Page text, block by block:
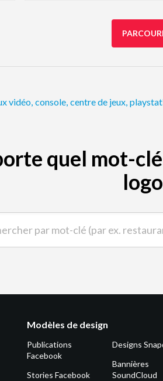
vidéo, console, centre de jeux,
quel mot-
Modèles de design
Publications
Facebook
Stories Facebook
Designs
Bannières
SoundCloud